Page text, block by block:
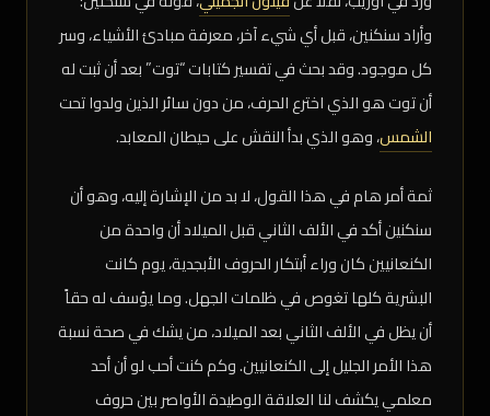
وأراد سنكنين، قبل أي شيء آخر، معرفة مبادئ الأشياء، وسر
كل موجود. وقد بحث في تفسير كتابات “توت” بعد أن ثبت له
أن توت هو الذي اخترع الحرف، من دون سائر الذين ولدوا تحت
الشمس، وهو الذي بدأ النقش على حيطان المعابد.
ثمة أمر هام في هذا القول، لا بد من الإشارة إليه، وهو أن
سنکنین أكد في الألف الثاني قبل الميلاد أن واحدة من
الكنعانيين كان وراء أبتکار الحروف الأبجدية، يوم كانت
البشرية كلها تغوص في ظلمات الجهل. وما يؤسف له حقاً
أن يظل في الألف الثاني بعد الميلاد، من يشك في صحة نسبة
هذا الأمر الجليل إلى الكنعانيين. وكم كنت أحب لو أن أحد
معلمي يكشف لنا العلاقة الوطيدة الأواصر بين حروف